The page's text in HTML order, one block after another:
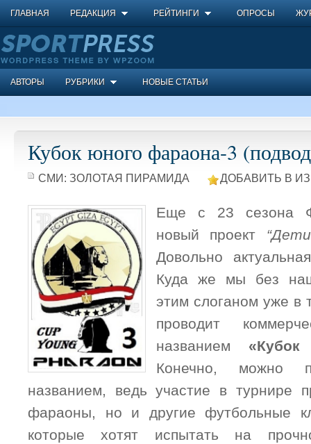
ГЛАВНАЯ РЕДАКЦИЯ РЕЙТИНГИ ОПРОСЫ
АВТОРЫ РУБРИКИ НОВЫЕ СТАТЬИ
Кубок юного фараона-3
СМИ: ЗОЛОТАЯ ПИРАМИДА ДОБАВИТЬ В
Еще с 23 сезона
новый проект
Довольно
Куда же мы без
этим слоганом уже в
проводит
названием
Конечно, можно
названием, ведь участие в турнире
фараоны, но и другие футбольные
которые хотят испытать на